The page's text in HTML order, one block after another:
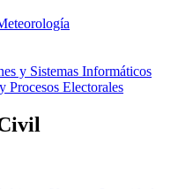
y Sistemas Informáticos
Procesos Electorales